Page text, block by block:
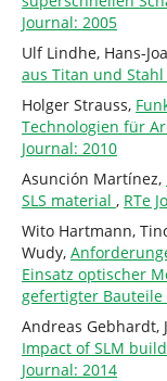
Journal: 2005
Ulf Lindhe, Hans-
aus Titan und Stahl
Holger Strauss,
Technologien für
Journal: 2010
Asunción Martínez,
SLS material , RTe
Wito Hartmann,
Wudy,
Einsatz optischer
gefertigter Bauteile
Andreas Gebhardt,
Impact of SLM
Journal: 2014